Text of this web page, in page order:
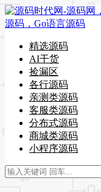
精选源码
AI干货
捡漏区
各行源码
亲测类源码
客服类源码
分布式源码
商城类源码
小程序源码